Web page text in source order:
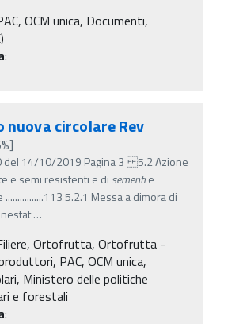
OCM unica, Documenti,
:
nuova circolare Rev
del 14/10/2019 Pagina 3 5.2 Azione
e semi resistenti e di sementie
5.2.1 Messa a dimora di
…
Ortofrutta, Ortofrutta -
PAC, OCM unica,
Ministero delle politiche
e forestali
: